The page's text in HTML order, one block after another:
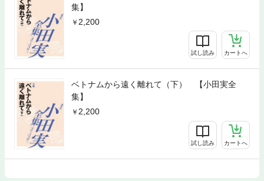
集】
2,200
試し読み カートへ
ベトナムから遠く離れて（下） 【小田実全
集】
2,200
試し読み カートへ